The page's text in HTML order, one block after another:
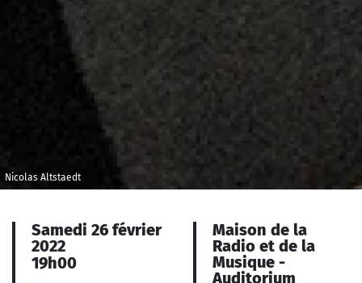
Nicolas Altstaedt
Samedi 26 février
2022
19h00
Maison de la
Radio et de la
Musique -
Auditorium